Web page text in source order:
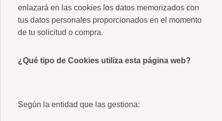
enlazará en las cookies los datos memorizados con
tus datos personales proporcionados en el momento
de tu solicitud o compra.
¿Qué tipo de Cookies utiliza esta página web?
Según la entidad que las gestiona: